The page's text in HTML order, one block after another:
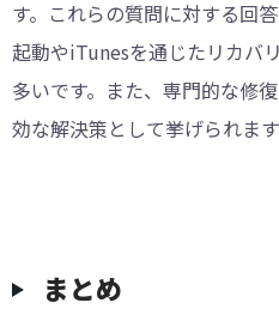
す。これらの質問に対する回
起動やiTunesを通じたリカバ
多いです。また、専門的な修
効な解決策として挙げられます
まとめ